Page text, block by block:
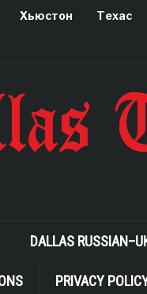
Хьюстон Техас
DALLAS
PRIVACY